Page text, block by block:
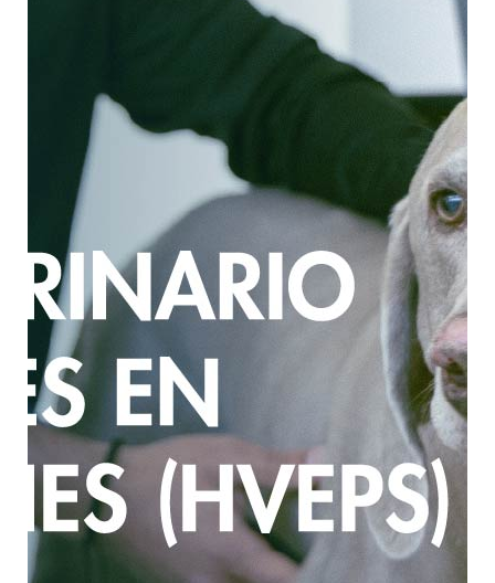
El Hospital Veterinario de Especialidades
en Pequeñas Especies (HVEPE) de la
Universidad Autónoma de Querétaro
(UAQ) es una Institución de enseñanza
donde los alumnos de servicio social y
prácticas profesionales aprenden las
mejores prácticas de la clínica y cirugía de
pequeñas especies guiados por médicos
especialistas, para ofrecer servicio de
primer